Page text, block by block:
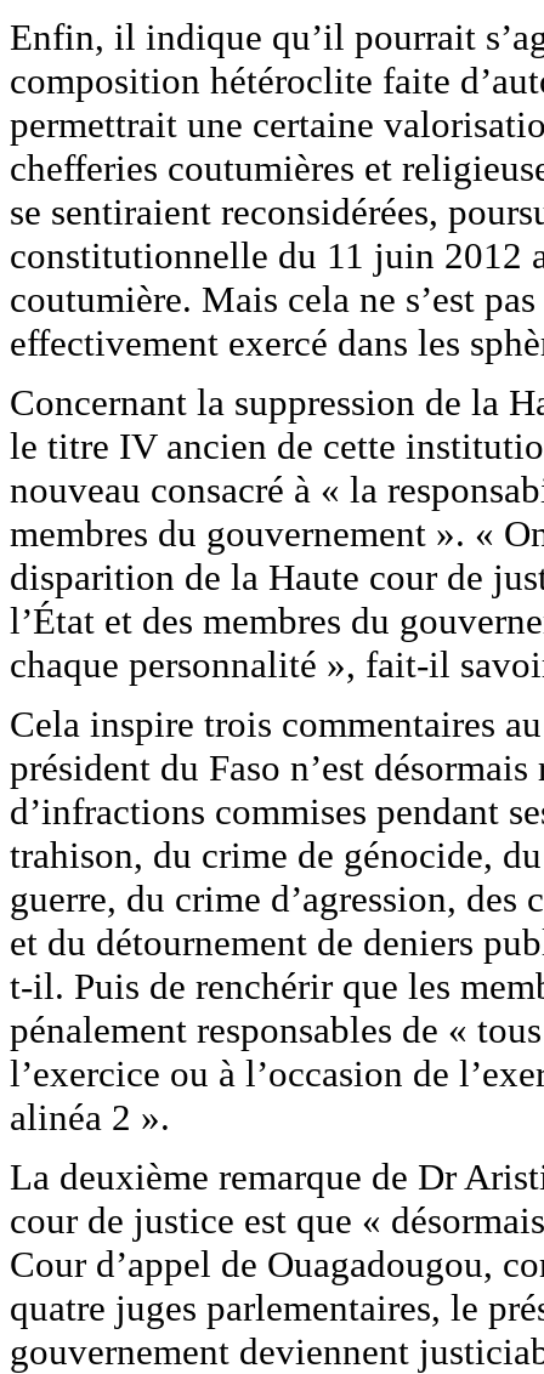
Enfin, il indique qu’il pourrait
composition hétéroclite faite
permettrait une certaine
chefferies coutumières et
se sentiraient reconsidérées,
constitutionnelle du 11 juin 2012
coutumière. Mais cela ne s’est
effectivement exercé dans les
Concernant la suppression de la
le titre IV ancien de cette
nouveau consacré à « la
membres du gouvernement ». «
disparition de la Haute cour de
l’État et des membres du
chaque personnalité », fait-il
Cela inspire trois commentaires
président du Faso n’est
d’infractions commises pendant
trahison, du crime de génocide,
guerre, du crime d’agression,
et du détournement de deniers
t-il. Puis de renchérir que les
pénalement responsables de «
l’exercice ou à l’occasion de
alinéa 2 ».
La deuxième remarque de Dr
cour de justice est que «
Cour d’appel de Ouagadougou,
quatre juges parlementaires, le
gouvernement deviennent